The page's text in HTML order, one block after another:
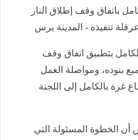
باتفاق وقف إطلاق النار
تنفيذه - المدينة برس
الكامل بتطبيق اتفاق وقف
بنوده، ومواصلة العمل
غزة بالكامل إلى اللجنة
الخطوة المسئولة التي